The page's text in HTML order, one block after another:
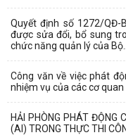
Quyết định số 1272/QĐ-
được sửa đổi, bổ sung
chức năng quản lý của Bộ...
Công văn về việc phát
nhiệm vụ của các cơ quan
HẢI PHÒNG PHÁT ĐỘNG
(AI) TRONG THỰC THI